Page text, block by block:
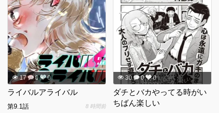
17 0 0
ライバルアライバル
第9.1話 8 時間前
30 0 0
ダチとバカやってる時がい
ちばん楽しい